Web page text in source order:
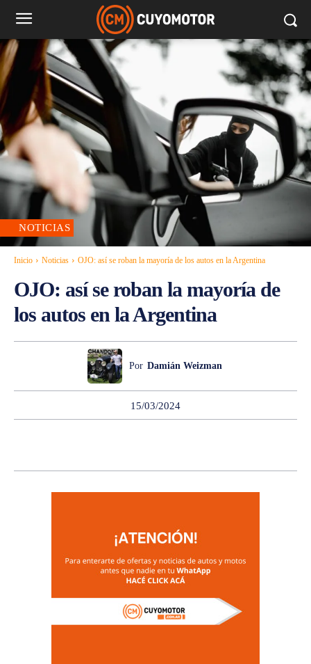
NOTICIAS
Inicio Noticias OJO: así se roban la mayoría de los autos en la Argentina
OJO: así se roban la mayoría de
los autos en la Argentina
Por Damián Weizman
15/03/2024